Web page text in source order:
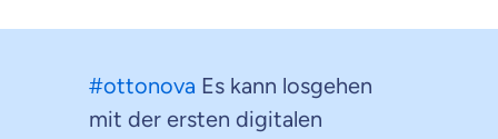
#ottonova Es kann losgehen
mit der ersten digitalen